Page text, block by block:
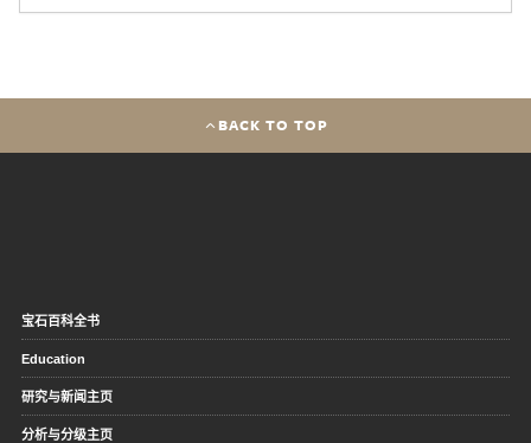
BACK TO TOP
宝石百科全书
Education
研究与新闻主页
分析与分级主页